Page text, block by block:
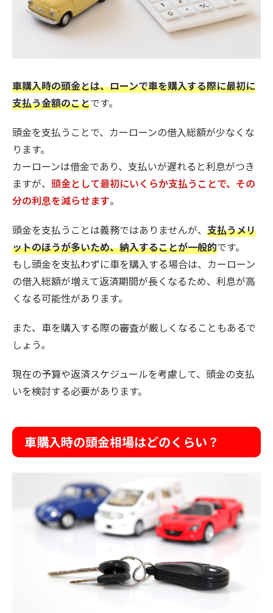
車購入時の頭金とは、ローンで車を購入する際に最初に
支払う金額のことです。
頭金を支払うことで、カーローンの借入総額が少なくな
ります。
カーローンは借金であり、支払いが遅れると利息がつき
ますが、 頭金として最初にいくらか支払うことで、その
分の利息を減らせます。
頭金を支払うことは義務ではありませんが、 支払うメリ
ットのほうが多いため、納入することが一般的です。
もし頭金を支払わずに車を購入する場合は、カーローン
の借入総額が増えて返済期間が長くなるため、利息が高
くなる可能性があります。
また、車を購入する際の審査が厳しくなることもあるで
しょう。
現在の予算や返済スケジュールを考慮して、頭金の支払
いを検討する必要があります。
車購入時の頭金相場はどのくらい？